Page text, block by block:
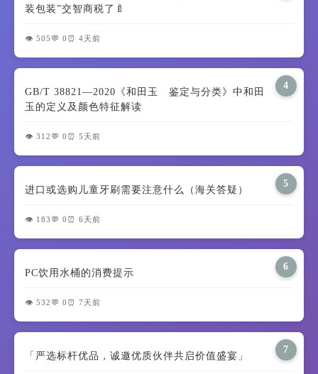
装包装”交智商税了🍼
👁️ 505 💬 0 ⏰ 4天前
4
GB/T 38821—2020《和田玉 鉴定与分类》中和田
玉的定义及颜色特征解读
👁️ 312 💬 0 ⏰ 5天前
5
进口或选购儿童牙刷需要注意什么（海关答疑）
👁️ 183 💬 0 ⏰ 6天前
6
PC饮用水桶的消费提示
👁️ 532 💬 0 ⏰ 7天前
7
「严选标杆优品，诚邀优质伙伴共启价值盛宴」